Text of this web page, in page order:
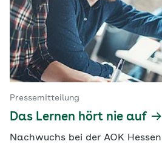
Pressemitteilung
Das Lernen hört nie auf
Nachwuchs bei der AOK